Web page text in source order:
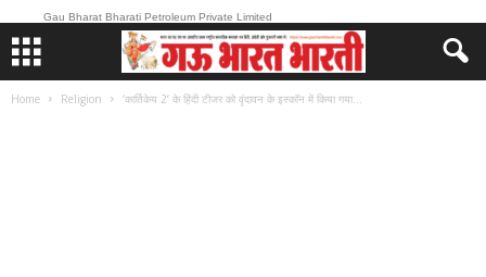
Gau Bharat Bharati Petroleum Private Limited
Home Religion ‘कार्तिकेय 2’ के हिंदी टीजर को वृंदावन के इस्कॉन में किया गया...